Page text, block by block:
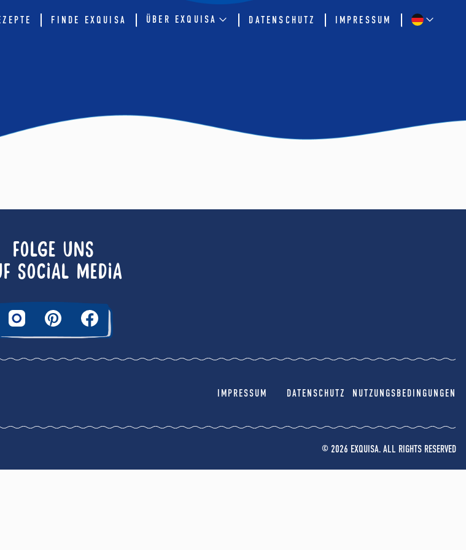
FINDE EXQUISA ÜBER EXQUISA DATENSCHUTZ IMPRESSUM
FOLGE UNS
SOCIAL MEDIA
IMPRESSUM DATENSCHUTZ NUTZUNGSBEDINGUNGEN
© 2026 EXQUISA. ALL RIGHTS RESERVED